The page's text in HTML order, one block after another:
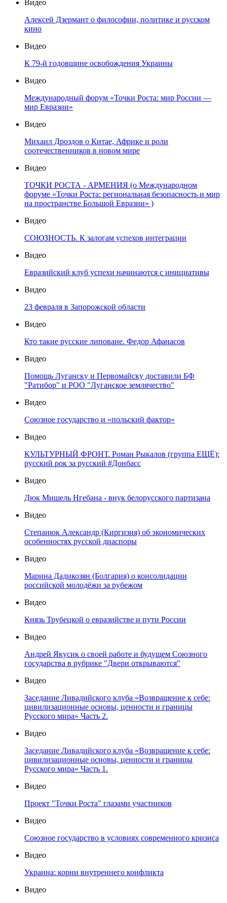
Видео
Алексей Дзермант о философии, политике и русском
кино
Видео
К 79-й годовщине освобождения Украины
Видео
Международный форум «Точки Роста: мир России —
мир Евразии»
Видео
Михаил Дроздов о Китае, Африке и роли
соотечественников в новом мире
Видео
ТОЧКИ РОСТА - АРМЕНИЯ (о Международном
форуме «Точки Роста: региональная безопасность и мир
на пространстве Большой Евразии» )
Видео
СОЮЗНОСТЬ. К залогам успехов интеграции
Видео
Евразийский клуб успехи начинаются с инициативы
Видео
23 февраля в Запорожской области
Видео
Кто такие русские липоване. Федор Афанасов
Видео
Помощь Луганску и Первомайску доставили БФ
"Ратибор" и РОО "Луганское землячество"
Видео
Союзное государство и «польский фактор»
Видео
КУЛЬТУРНЫЙ ФРОНТ. Роман Рыкалов (группа ЕЩЁ):
русский рок за русский #Донбасс
Видео
Дюк Мишель Нгебана - внук белорусского партизана
Видео
Степанюк Александр (Киргизия) об экономических
особенностях русской диаспоры
Видео
Марина Дадикозян (Болгария) о консолидации
российской молодёжи за рубежом
Видео
Князь Трубецкой о евразийстве и пути России
Видео
Андрей Якусик о своей работе и будущем Союзного
государства в рубрике "Двери открываются"
Видео
Заседание Ливадийского клуба «Возвращение к себе:
цивилизационные основы, ценности и границы
Русского мира» Часть 2.
Видео
Заседание Ливадийского клуба «Возвращение к себе:
цивилизационные основы, ценности и границы
Русского мира» Часть 1.
Видео
Проект "Точки Роста" глазами участников
Видео
Союзное государство в условиях современного кризиса
Видео
Украина: корни внутреннего конфликта
Видео